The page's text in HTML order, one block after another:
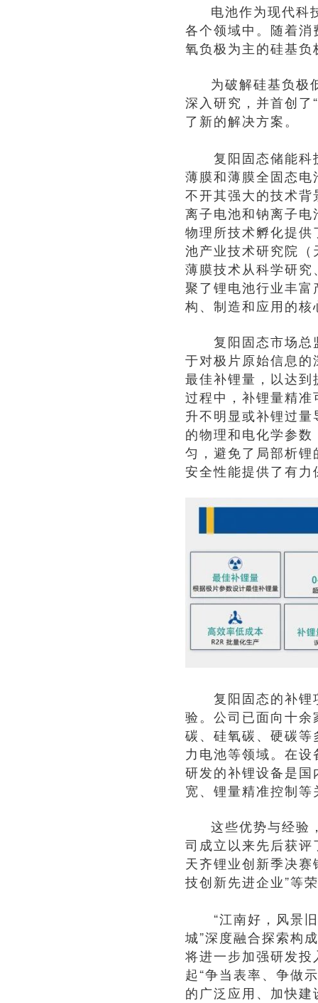
电池作为现代科
各个领域中。随着
氧负极为主的硅基
为破解硅基负极
深入研究，并首创
了新的解决方案。
复阳固态储能科
薄膜和薄膜全固态
不开其强大的技术
离子电池和钠离子
物理所技术孵化提
池产业技术研究院
薄膜技术从科学研
聚了锂电池行业丰
构、制造和应用的核
复阳固态市场总监
于对极片原始信息
最佳补锂量，以达
过程中，补锂量精
升不明显或补锂过
的物理和电化学参
匀，避免了局部析
安全性能提供了有力
复阳固态的补锂
验。公司已面向十
碳、硅氧碳、硬碳
力电池等领域。在
研发的补锂设备是
宽、锂量精准控制
这些优势与经验
司成立以来先后获
天齐锂业创新季决赛
技创新先进企业”等
“江南好，风景旧
城”深度融合探索构
将进一步加强研发
起“争当表率、争做
的广泛应用、加快